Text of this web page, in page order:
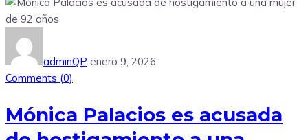
adminQP enero 9, 2026
Comments (0)
Mónica Palacios es acusada